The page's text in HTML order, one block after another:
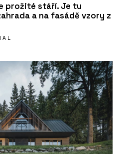
prožité stáří. Je tu
a na fasádě vzory z